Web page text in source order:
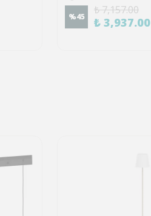
%45
₺ 7,157.00
₺ 3,937.00